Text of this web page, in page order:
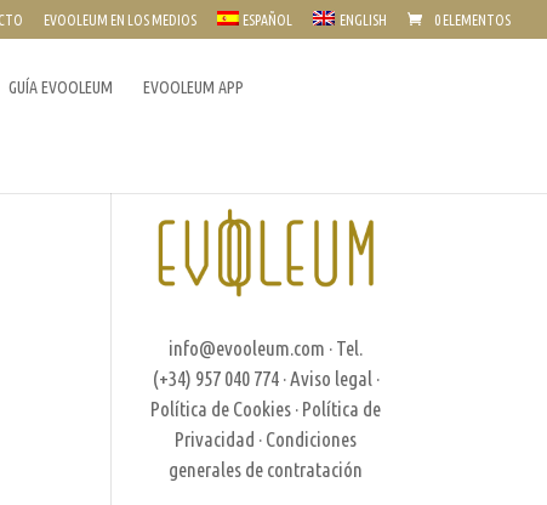
EVOOLEUM EN LOS MEDIOS ESPAÑOL ENGLISH 0 ELEMENTOS
GUÍA EVOOLEUM EVOOLEUM APP
info@evooleum.com · Tel.
(+34) 957 040 774 · Aviso legal ·
Política de Cookies · Política de
Privacidad · Condiciones
generales de contratación